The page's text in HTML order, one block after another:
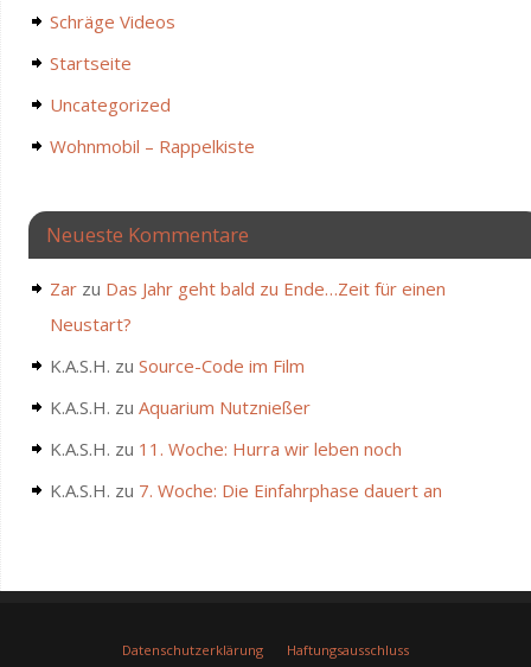
Schräge Videos
Startseite
Uncategorized
Wohnmobil – Rappelkiste
Neueste Kommentare
Zarzu Das Jahr geht bald zu Ende…Zeit für einen
Neustart?
K.A.S.H. zu Source-Code im Film
K.A.S.H. zu Aquarium Nutznießer
K.A.S.H. zu 11. Woche: Hurra wir leben noch
K.A.S.H. zu 7. Woche: Die Einfahrphase dauert an
Datenschutzerklärung Haftungsausschluss